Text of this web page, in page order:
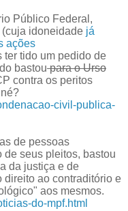
Público Federal,
idoneidade já
ações
ter tido um pedido de
bastoupara o Urso
contra os peritos
civil-publica-
de pessoas
de seus pleitos, bastou
da justiça e de
direito ao contraditório e
aos mesmos.
do-mpf.html